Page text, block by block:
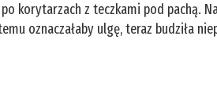
korytarzach z teczkami pod pachą.
oznaczałaby ulgę, teraz budziła